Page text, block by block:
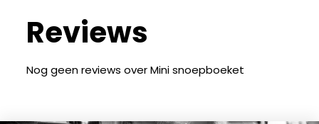
Reviews
Nog geen reviews over Mini snoepboeket